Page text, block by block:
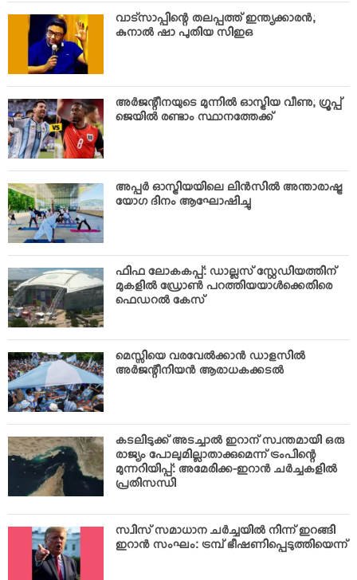
വാട്‌സാപ്പിന്റെ തലപ്പത്ത് ഇന്ത്യക്കാരന്‍;
കുനാല്‍ ഷാ പുതിയ സിഇഒ
അര്‍ജന്റീനയുടെ മുന്നില്‍ ഓസ്ട്രിയ വീണു; ഗ്രൂപ്പ്
ജെയില്‍ രണ്ടാം സ്ഥാനത്തേക്ക്
അപ്പര്‍ ഓസ്ട്രിയയിലെ ലിന്‍സില്‍ അന്താരാഷ്ട്ര
യോഗ ദിനം ആഘോഷിച്ചു
ഫിഫ ലോകകപ്പ്: ഡാല്ലസ് സ്റ്റേഡിയത്തിന്
മുകളില്‍ ഡ്രോണ്‍ പറത്തിയയാള്‍ക്കെതിരെ
ഫെഡറല്‍ കേസ്
മെസ്സിയെ വരവേല്‍ക്കാന്‍ ഡാളസില്‍
അര്‍ജന്റീനിയന്‍ ആരാധകക്കടല്‍
കടലിടുക്ക് അടച്ചാല്‍ ഇറാന് സ്വന്തമായി ഒരു
രാജ്യം പോലുമില്ലാതാക്കുമെന്ന് ട്രംപിന്റെ
മുന്നറിയിപ്പ്: അമേരിക്ക-ഇറാന്‍ ചര്‍ച്ചകളില്‍
പ്രതിസന്ധി
സ്വിസ് സമാധാന ചര്‍ച്ചയില്‍ നിന്ന് ഇറങ്ങി
ഇറാന്‍ സംഘം: ട്രമ്പ് ഭീഷണിപ്പെടുത്തിയെന്ന്